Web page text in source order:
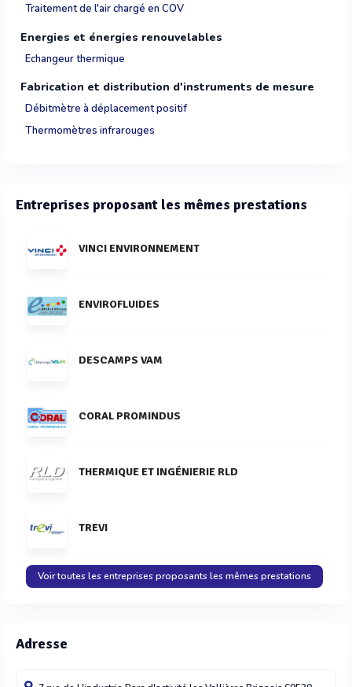
Traitement de l'air chargé en COV
Energies et énergies renouvelables
Echangeur thermique
Fabrication et distribution d'instruments de mesure
Débitmètre à déplacement positif
Thermomètres infrarouges
Entreprises proposant les mêmes prestations
VINCI ENVIRONNEMENT
ENVIROFLUIDES
DESCAMPS VAM
CORAL PROMINDUS
THERMIQUE ET INGÉNIERIE RLD
TREVI
Voir toutes les entreprises proposants les mêmes prestations
Adresse